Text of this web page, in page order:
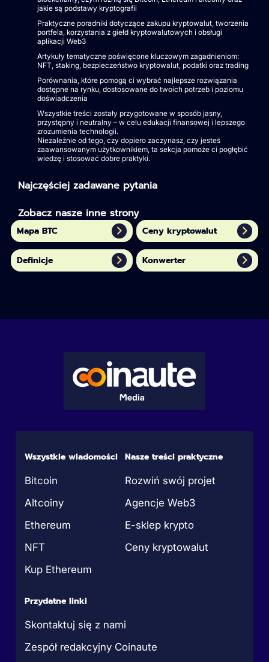
jakie są podstawy kryptografii
Praktyczne poradniki dotyczące zakupu kryptowalut, tworzenia
portfela, korzystania z giełd kryptowalutowych i obsługi
aplikacji Web3
Artykuły tematyczne poświęcone kluczowym zagadnieniom:
NFT, staking, bezpieczeństwo kryptowalut, podatki oraz trading
Porównania, które pomogą ci wybrać najlepsze rozwiązania
dostępne na rynku, dostosowane do twoich potrzeb i poziomu
doświadczenia
Wszystkie treści zostały przygotowane w sposób jasny,
przystępny i neutralny – w celu edukacji finansowej i lepszego
zrozumienia technologii.
Niezależnie od tego, czy dopiero zaczynasz, czy jesteś
zaawansowanym użytkownikiem, ta sekcja pomoże ci pogłębić
wiedzę i stosować dobre praktyki.
Najczęściej zadawane pytania
Zobacz nasze inne strony
Mapa BTC Ceny kryptowalut
Definicje Konwerter
Wszystkie wiadomości
Bitcoin
Altcoiny
Ethereum
NFT
Kup Ethereum
Nasze treści praktyczne
Rozwiń swój projet
Agencje Web3
E-sklep krypto
Ceny kryptowalut
Przydatne linki
Skontaktuj się z nami
Zespół redakcyjny Coinaute